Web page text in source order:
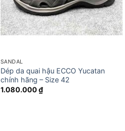
SANDAL
Dép da quai hậu ECCO Yucatan
chính hãng – Size 42
1.080.000₫